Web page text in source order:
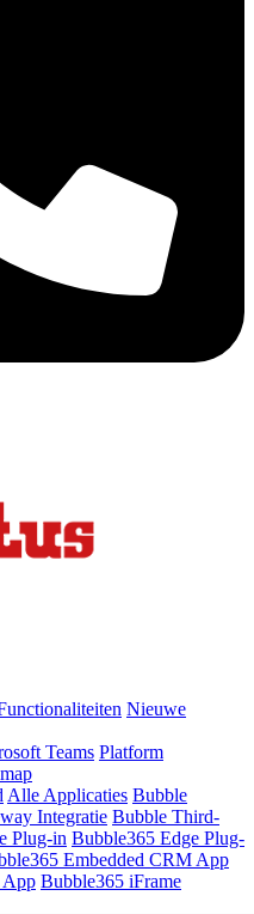
Nieuwe
Teams Platform
Alle Applicaties Bubble
Integratie Bubble Third-
Plug-in Bubble365 Edge Plug-
Embedded CRM App
App Bubble365 iFrame